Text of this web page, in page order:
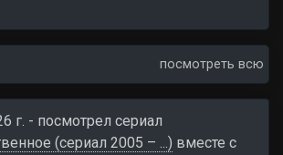
посмотреть всю
г. - посмотрел сериал
(сериал 2005 – ...) вместе c